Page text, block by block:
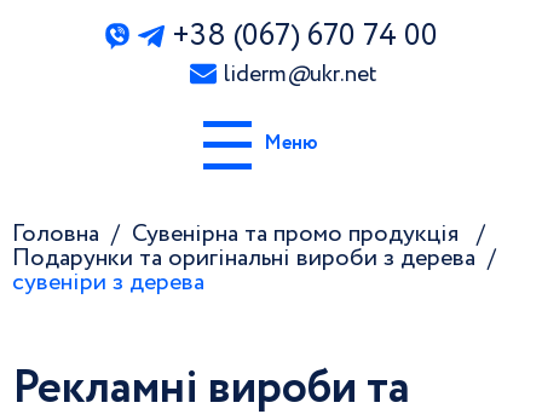
+38 (067) 670 74 00
liderm@ukr.net
Меню
Головна
Сувенірна та промо продукція
Подарунки та оригінальні вироби з дерева
сувеніри з дерева
Рекламні вироби та